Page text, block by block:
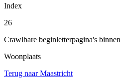
Index
26
Crawlbare beginletterpagina's
Woonplaats
Terug naar Maastricht